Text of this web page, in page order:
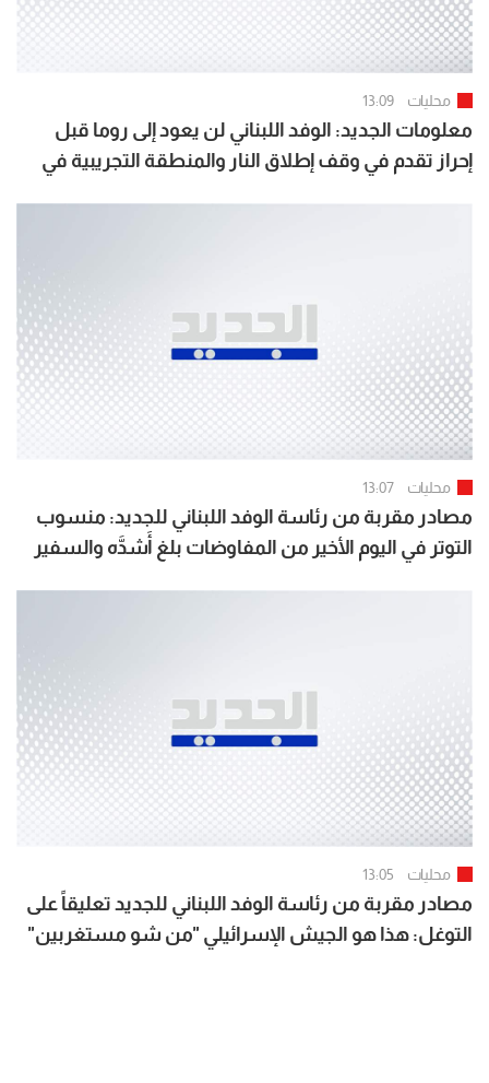
محليات 13:09
معلومات الجديد: الوفد اللبناني لن يعود إلى روما قبل
إحراز تقدم في وقف إطلاق النار والمنطقة التجريبية في
محليات 13:07
مصادر مقربة من رئاسة الوفد اللبناني للجديد: منسوب
التوتر في اليوم الأخير من المفاوضات بلغ أَشدَّه والسفير
محليات 13:05
مصادر مقربة من رئاسة الوفد اللبناني للجديد تعليقاً على
التوغل: هذا هو الجيش الإسرائيلي "من شو مستغربين"